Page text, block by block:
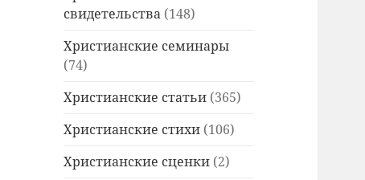
свидетельства (148)
Христианские семинары
(74)
Христианские статьи (365)
Христианские стихи (106)
Христианские сценки (2)